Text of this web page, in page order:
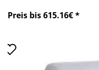
Preis bis 615.16€ *